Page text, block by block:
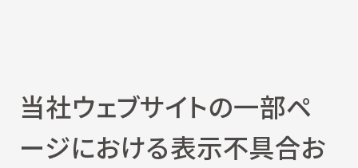
当社ウェブサイトの一部ペ
ージにおける表示不具合お